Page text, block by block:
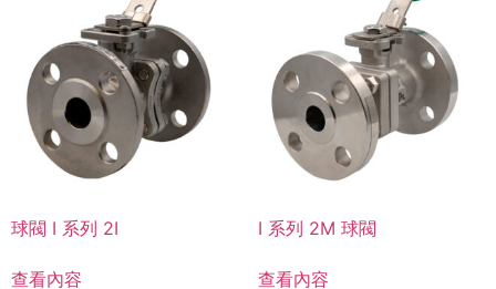
球閥 I 系列 2I
查看內容
I 系列 2M 球閥
查看內容